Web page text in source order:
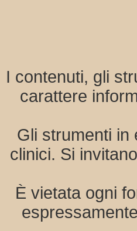
I contenuti, gli
carattere
Gli strumenti in
clinici. Si
È vietata ogni